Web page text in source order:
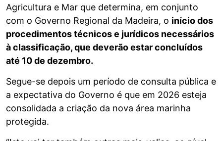
Agricultura e Mar que determina, em conjunto
com o Governo Regional da Madeira, o início dos
procedimentos técnicos e jurídicos necessários
à classificação, que deverão estar concluídos
até 10 de dezembro.
Segue-se depois um período de consulta pública e
a expectativa do Governo é que em 2026 esteja
consolidada a criação da nova área marinha
protegida.